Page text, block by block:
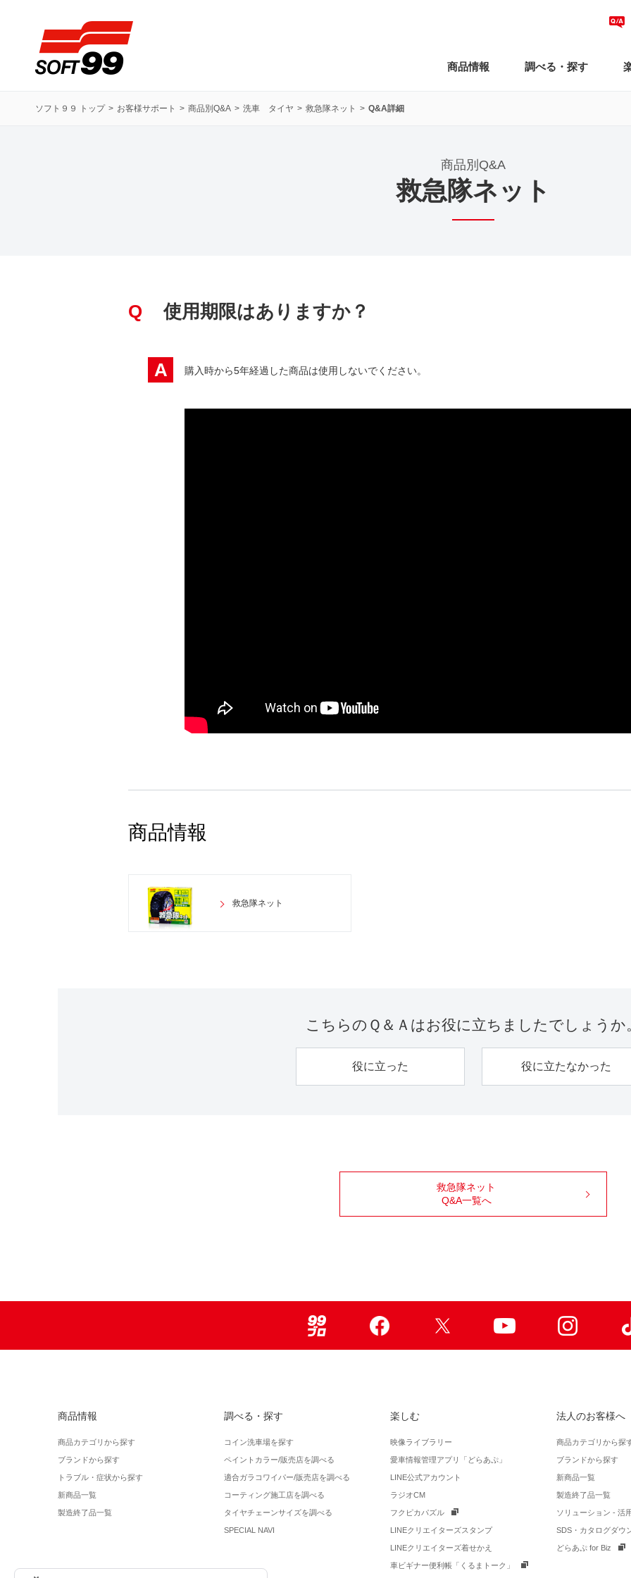
商品情報 調べる・探す
ソフト９９ トップ お客様サポート 商品別Q&A 洗車 タイヤ 救急隊ネット Q&A詳細
商品別Q&A
救急隊ネット
Q 使用期限はありますか？
A 購入時から5年経過した商品は使用しないでください。
商品情報
救急隊ネット
こちらのＱ＆Ａは お役に立ちましたでしょうか
役に立った 役に立たなかった
救急隊ネット
Q&A一覧へ
商品情報
商品カテゴリから探す
ブランドから探す
トラブル・症状から探す
新商品一覧
製造終了品一覧
調べる・探す
コイン洗車場を探す
ペイントカラー/販売店を調べる
適合ガラコワイパー/販売店を調べる
コーティング施工店を調べる
タイヤチェーンサイズを調べる
SPECIAL NAVI
楽しむ
映像ライブラリー
愛車情報管理アプリ「どらあぷ」
LINE公式アカウント
ラジオCM
フクピカパズル
LINEクリエイターズスタンプ
LINEクリエイターズ着せかえ
車ビギナー便利帳「くるまトーク」
法人のお客様へ
商品カテゴリから探
ブランドから探す
新商品一覧
製造終了品一覧
ソリューション - 活
SDS・カタログダウ
どらあぷ for Biz